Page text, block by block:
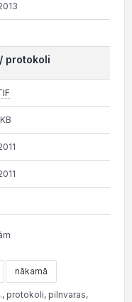
protokoli
nākamā
protokoli, pilnvaras,